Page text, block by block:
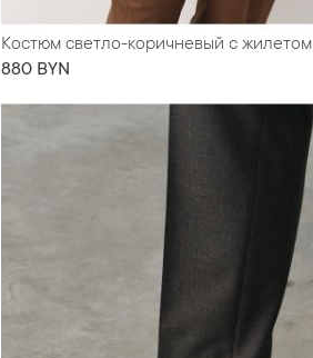
Костюм светло-коричневый с жилетом
880 BYN